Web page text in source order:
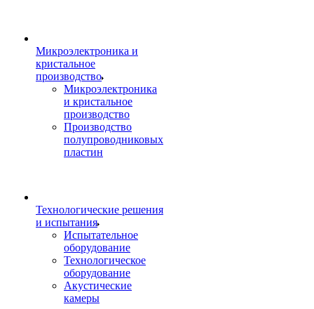
Микроэлектроника и
кристальное
производство
Микроэлектроника
и кристальное
производство
Производство
полупроводниковых
пластин
Технологические решения
и испытания
Испытательное
оборудование
Технологическое
оборудование
Акустические
камеры